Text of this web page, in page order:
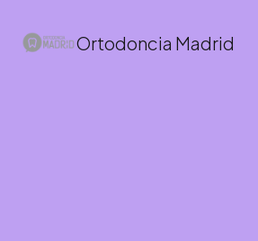
Ortodoncia Madrid